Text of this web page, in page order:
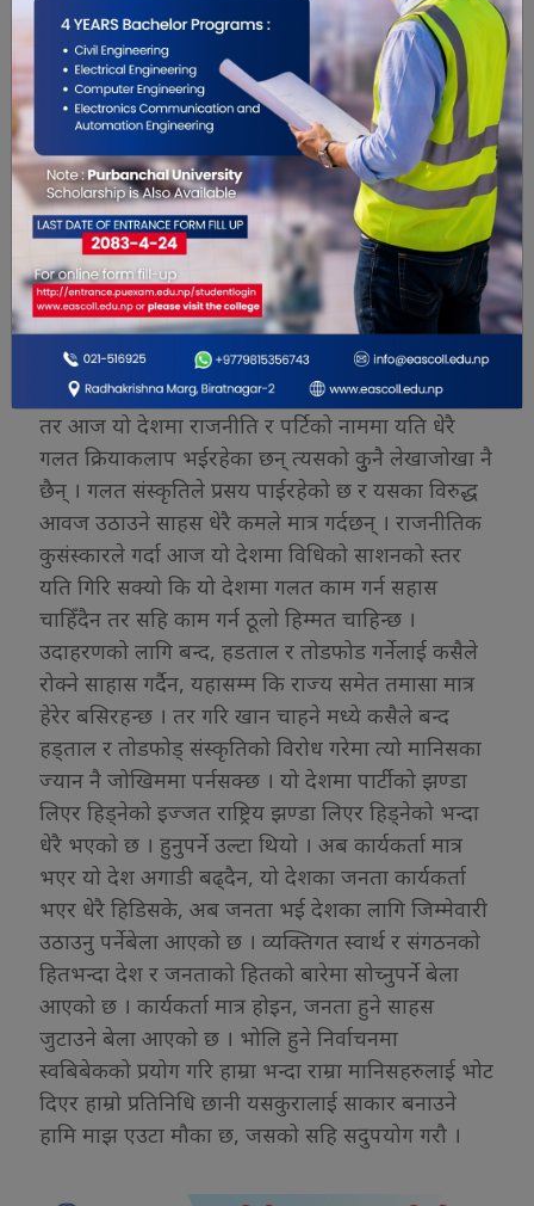
बारेमा सोच्दछन् । जनताको लागि देश सर्वोस्व हुन्छ भने
कार्यकर्ताको लागि पार्टी र त्यसका नेता । तर विर्सन नहुने
कुरा के हो भने, संगठन भन्दा देश जहिले पनि माथि हुन्छ ।
हामी सधैं पार्टीको पिछलग्गु हुनुपर्छ भन्ने छैन, यदि कुनै पनि
पार्टी र त्यसका नेताले देश र जनताको भलो हुने काम
गर्दछन् भने उनिहरुको हामीले हृदय देखिनै स्वागत र समर्थन
गर्नसक्नु पर्दछ । चाहे तिनीहरु विरोधी पार्टीको नै किन नहुन्
। तर यदि आफ्न पार्टीकौ नेताहरुले गलत काम गर्दछन् भने
उनीहरुले गरेको गलत कार्यको पनि खुलेर विरोध गर्न
सक्नुपर्छ । हामीले उनीहरुको गलत कामलाई सधै ढाकछोप
गरेर पिछलग्गु भई हिड्नु पर्छ भन्ने छैन । हा,े राम्रोको साथ
दिन सक्नुपर्छ भने गलतलाई त्याग्न पनि सक्नुपर्छ ।
तर आज यो देशमा राजनीति र पर्टिको नाममा यति धेरै
गलत क्रियाकलाप भईरहेका छन् त्यसको कुुुनै लेखाजोखा नै
छैन् । गलत संस्कृतिले प्रसय पाईरहेको छ र यसका विरुद्ध
आवज उठाउने साहस धेरै कमले मात्र गर्दछन् । राजनीतिक
कुसंस्कारले गर्दा आज यो देशमा विधिको साशनको स्तर
यति गिरि सक्यो कि यो देशमा गलत काम गर्न सहास
चाहिँदैन तर सहि काम गर्न ठूलो हिम्मत चाहिन्छ ।
उदाहरणको लागि बन्द, हडताल र तोडफोड गर्नेलाई कसैले
रोक्ने साहास गर्दैन, यहासम्म कि राज्य समेत तमासा मात्र
हेरेर बसिरहन्छ । तर गरि खान चाहने मध्ये कसैले बन्द
हड्ताल र तोडफोड् संस्कृतिको विरोध गरेमा त्यो मानिसका
ज्यान नै जोखिममा पर्नसक्छ । यो देशमा पार्टीको झण्डा
लिएर हिड्नेको इज्जत राष्ट्रिय झण्डा लिएर हिड्नेको भन्दा
धेरै भएको छ । हुनुपर्ने उल्टा थियो । अब कार्यकर्ता मात्र
भएर यो देश अगाडी बढ्दैन, यो देशका जनता कार्यकर्ता
भएर धेरै हिडिसके, अब जनता भई देशका लागि जिम्मेवारी
उठाउनु पर्नेबेला आएको छ । व्यक्तिगत स्वार्थ र संगठनको
हितभन्दा देश र जनताको हितको बारेमा सोच्नुपर्ने बेला
आएको छ । कार्यकर्ता मात्र होइन, जनता हुने साहस
जुटाउने बेला आएको छ । भोलि हुने निर्वाचनमा
स्वबिबेकको प्रयोग गरि हाम्रा भन्दा राम्रा मानिसहरुलाई भोट
दिएर हाम्रो प्रतिनिधि छानी यसकुरालाई साकार बनाउने
हामि माझ एउटा मौका छ, जसको सहि सदुपयोग गरौ ।